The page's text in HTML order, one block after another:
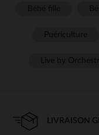
LIVRAISON